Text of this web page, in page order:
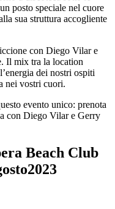
posto speciale nel cuore
sua struttura accogliente
con Diego Vilar e
Il mix tra la location
dei nostri ospiti
nei vostri cuori.
evento unico: prenota
con Diego Vilar e Gerry
Beach Club
2023